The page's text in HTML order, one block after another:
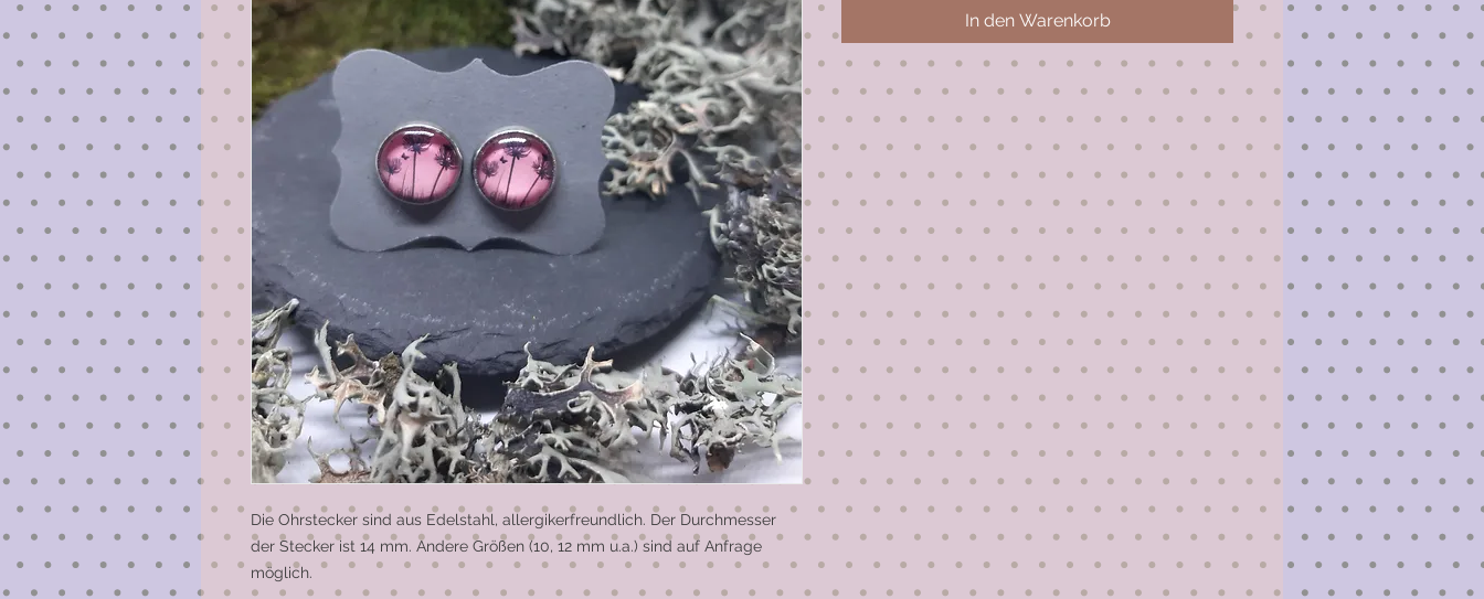
Die Ohrstecker sind aus Edelstahl, allergikerfreundlich. Der Durchmesser
der Stecker ist 14 mm. Andere Größen (10, 12 mm u.a.) sind auf Anfrage
möglich.
In den Warenkorb